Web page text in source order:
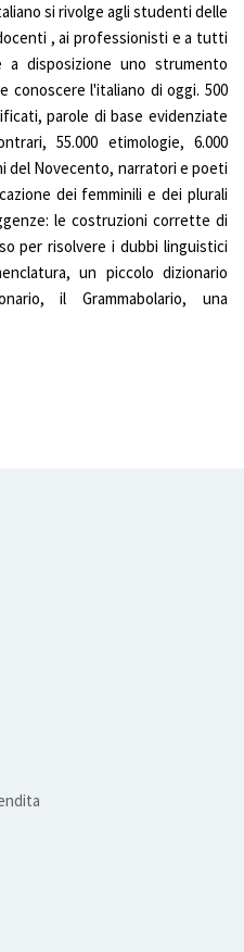
si rivolge agli studenti delle
, ai professionisti e a tutti
disposizione uno strumento
conoscere l'italiano di oggi. 500
parole di base evidenziate
55.000 etimologie, 6.000
del Novecento, narratori e poeti
dei femminili e dei plurali
le costruzioni corrette di
per risolvere i dubbi linguistici
un piccolo dizionario
il Grammabolario, una